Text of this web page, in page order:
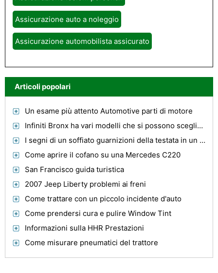
Assicurazione auto a noleggio
Assicurazione automobilista assicurato
Articoli popolari
Un esame più attento Automotive parti di motore
Infiniti Bronx ha vari modelli che si possono scegliere da
I segni di un soffiato guarnizioni della testata in un 1994 Thunderbird
Come aprire il cofano su una Mercedes C220
San Francisco guida turistica
2007 Jeep Liberty problemi ai freni
Come trattare con un piccolo incidente d'auto
Come prendersi cura e pulire Window Tint
Informazioni sulla HHR Prestazioni
Come misurare pneumatici del trattore